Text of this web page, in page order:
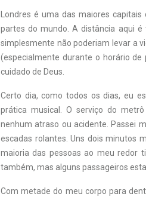
Londres é uma das maiores
partes do mundo. A distância aqui
simplesmente não poderiam levar a
(especialmente durante o horário
cuidado de Deus.
Certo dia, como todos os dias, eu
prática musical. O serviço do
nenhum atraso ou acidente. Passei
escadas rolantes. Uns dois minutos
maioria das pessoas ao meu redor
também, mas alguns passageiros
Com metade do meu corpo para